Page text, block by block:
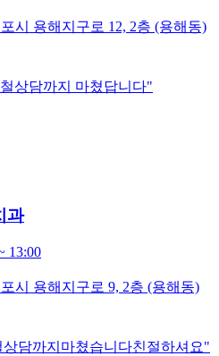
시 용해지구로 12, 2층 (용해동)
상담까지 마쳤답니다"
과
13:00
시 용해지구로 9, 2층 (용해동)
담까지마쳤습니다친절하셔요"